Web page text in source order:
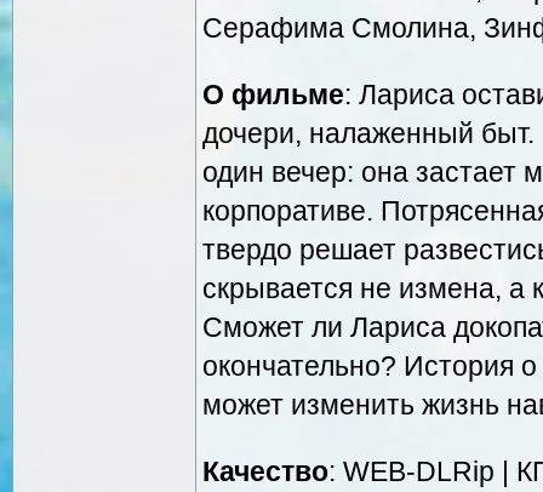
Серафима Смолина,
О фильме: Лариса
дочери, налаженный быт.
один вечер: она застает
корпоративе.
твердо решает
скрывается не измена, а
Сможет ли Лариса
окончательно? История
может изменить жизнь
Качество: WEB-DLRip |